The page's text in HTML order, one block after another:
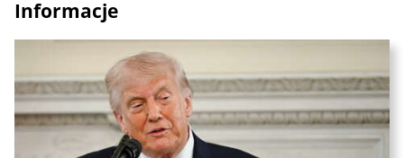
Informacje